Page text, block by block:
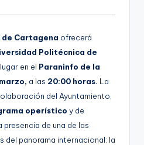
Cartagena ofrecerá
Politécnica de
en el Paraninfo de la
a las 20:00 horas. La
del Ayuntamiento,
operístico y de
de una de las
del panorama internacional: la